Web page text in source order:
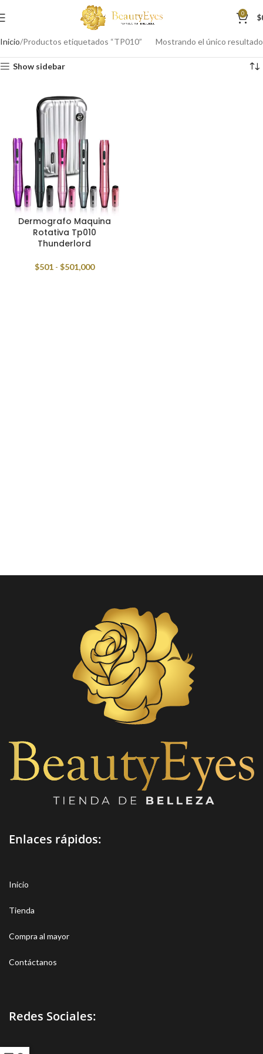
0 $
Inicio Productos etiquetados “TP010” Mostrando el único resultado
Show sidebar
Dermografo Maquina
Rotativa Tp010
Thunderlord
$501 - $501,000
Enlaces rápidos:
Inicio
Tienda
Compra al mayor
Contáctanos
Redes Sociales: